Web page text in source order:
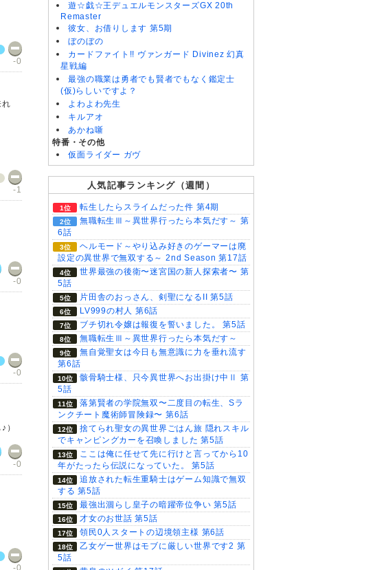
-0
-1
-0
-0
）
-0
-0
遊☆戯☆王デュエルモンスターズGX 20th
Remaster
彼女、お借りします 第5期
ぼのぼの
カードファイト!! ヴァンガード Divinez 幻真
星戦編
最強の職業は勇者でも賢者でもなく鑑定士
(仮)らしいですよ？
よわよわ先生
キルアオ
あかね噺
特番・その他
仮面ライダー ガヴ
人気記事ランキング（週間）
転生したらスライムだった件 第4期
無職転生Ⅲ～異世界行ったら本気だす～ 第
6話
ヘルモード～やり込み好きのゲーマーは廃
設定の異世界で無双する～ 2nd Season 第17話
世界最強の後衛〜迷宮国の新人探索者〜 第
5話
片田舎のおっさん、剣聖になるII 第5話
LV999の村人 第6話
ブチ切れ令嬢は報復を誓いました。 第5話
無職転生Ⅲ～異世界行ったら本気だす～
無自覚聖女は今日も無意識に力を垂れ流す
第6話
骸骨騎士様、只今異世界へお出掛け中Ⅱ 第
5話
落第賢者の学院無双〜二度目の転生、Sラ
ンクチート魔術師冒険録〜 第6話
捨てられ聖女の異世界ごはん旅 隠れスキル
でキャンピングカーを召喚しました 第5話
ここは俺に任せて先に行けと言ってから10
年がたったら伝説になっていた。 第5話
追放された転生重騎士はゲーム知識で無双
する 第5話
最強出涸らし皇子の暗躍帝位争い 第5話
才女のお世話 第5話
領民0人スタートの辺境領主様 第6話
乙女ゲー世界はモブに厳しい世界です2 第
5話